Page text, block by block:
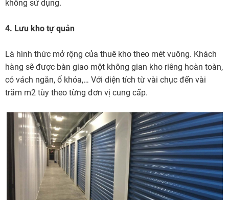
không sử dụng.
4. Lưu kho tự quản
Là hình thức mở rộng của thuê kho theo mét vuông. Khách
hàng sẽ được bàn giao một không gian kho riêng hoàn toàn,
có vách ngăn, ổ khóa,… Với diện tích từ vài chục đến vài
trăm m2 tùy theo từng đơn vị cung cấp.